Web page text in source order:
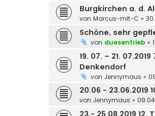
Burgkirchen a. d.
von Marcus-mit-C »
Schöne, sehr
von duesentrieb »
19. 07. – 21.
Denkendorf
von Jennymaus »
20.06 -
von Jennymaus »